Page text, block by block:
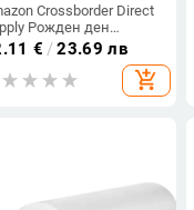
Crossborder Direct
Рожден ден
за еднократна
Десертна
Синя Лилава
за лед и сняг за
€ /23.69 лв
add_shopping_cart